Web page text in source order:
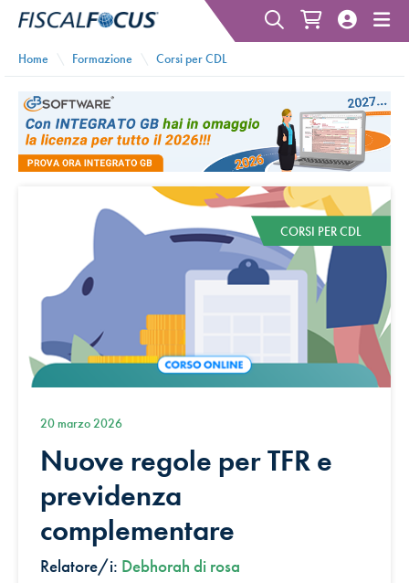
Home Formazione Corsi per CDL
CORSI PER CDL
20 marzo 2026
Nuove regole per TFR e
previdenza
complementare
Relatore/i: Debhorah di rosa